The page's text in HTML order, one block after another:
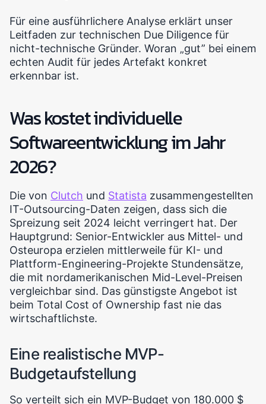
Für eine ausführlichere Analyse erklärt unser
Leitfaden zur technischen Due Diligence für
nicht-technische Gründer. Woran „gut” bei einem
echten Audit für jedes Artefakt konkret
erkennbar ist.
Was kostet individuelle
Softwareentwicklung im Jahr
2026?
Die von Clutch und Statista zusammengestellten
IT-Outsourcing-Daten zeigen, dass sich die
Spreizung seit 2024 leicht verringert hat. Der
Hauptgrund: Senior-Entwickler aus Mittel- und
Osteuropa erzielen mittlerweile für KI- und
Plattform-Engineering-Projekte Stundensätze,
die mit nordamerikanischen Mid-Level-Preisen
vergleichbar sind. Das günstigste Angebot ist
beim Total Cost of Ownership fast nie das
wirtschaftlichste.
Eine realistische MVP-
Budgetaufstellung
So verteilt sich ein MVP-Budget von 180.000 $